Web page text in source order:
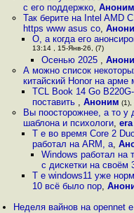
с его поддержко, Аноним
Так берите на Intel AMD
https www asus co,
О, а когда его
13:14 , 15-Янв-26, (7)
Осенью 2025 ,
А можно список
китайский Honor на арме
TCL Book 14 Go
поставить , Аноним (1),
Вы поосторожнее, а то у
шаблона и психологи, era
Т е во время Core 2
работал на ARM, а,
Windows работал на
с дискетки на своём
Т е windows11 уже
10 всё было пор,
Неделя вайнов на opennet